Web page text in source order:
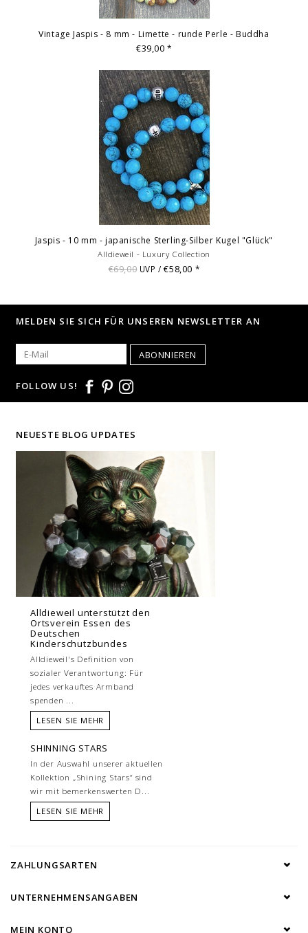
Vintage Jaspis - 8 mm - Limette - runde Perle - Buddha
€39,00*
Jaspis - 10 mm - japanische Sterling-Silber Kugel "Glück"
Alldieweil - Luxury Collection
€69,00 UVP / €58,00 *
MELDEN SIE SICH FÜR UNSEREN NEWSLETTER AN
ABONNIEREN
FOLLOW US!
NEUESTE BLOG UPDATES
Alldieweil unterstützt den
Ortsverein Essen des
Deutschen
Kinderschutzbundes
Alldieweil's Definition von
sozialer Verantwortung: Für
jedes verkauftes Armband
spenden ...
LESEN SIE MEHR
SHINNING STARS
In der Auswahl unserer aktuellen
Kollektion „Shining Stars“ sind
wir mit bemerkenswerten D...
LESEN SIE MEHR
ZAHLUNGSARTEN
UNTERNEHMENSANGABEN
MEIN KONTO